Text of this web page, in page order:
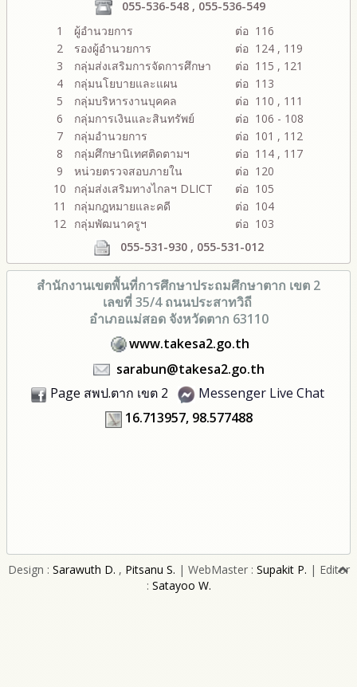
055-536-548 , 055-536-549
1
ผู้อำนวยการ
ต่อ 116
2
รองผู้อำนวยการ
ต่อ 124 , 119
3
กลุ่มส่งเสริมการจัดการศึกษา
ต่อ 115 , 121
4
กลุ่มนโยบายและแผน
ต่อ 113
5
กลุ่มบริหารงานบุคคล
ต่อ 110 , 111
6
กลุ่มการเงินและสินทรัพย์
ต่อ 106 - 108
7
กลุ่มอำนวยการ
ต่อ 101 , 112
8
กลุ่มศึกษานิเทศติดตามฯ
ต่อ 114 , 117
9
หน่วยตรวจสอบภายใน
ต่อ 120
10
กลุ่มส่งเสริมทางไกลฯ DLICT
ต่อ 105
11
กลุ่มกฎหมายและคดี
ต่อ 104
12 กลุ่มพัฒนาครูฯ
ต่อ 103
055-531-930 , 055-531-012
สำนักงานเขตพื้นที่การศึกษาประถมศึกษาตาก เขต 2
เลขที่ 35/4 ถนนประสาทวิถี
อำเภอแม่สอด จังหวัดตาก 63110
www.takesa2.go.th
sarabun@takesa2.go.th
Page สพป.ตาก เขต 2
Messenger Live Chat
16.713957, 98.577488
Design : Sarawuth D. , Pitsanu S. | WebMaster : Supakit P. | Editor
: Satayoo W.